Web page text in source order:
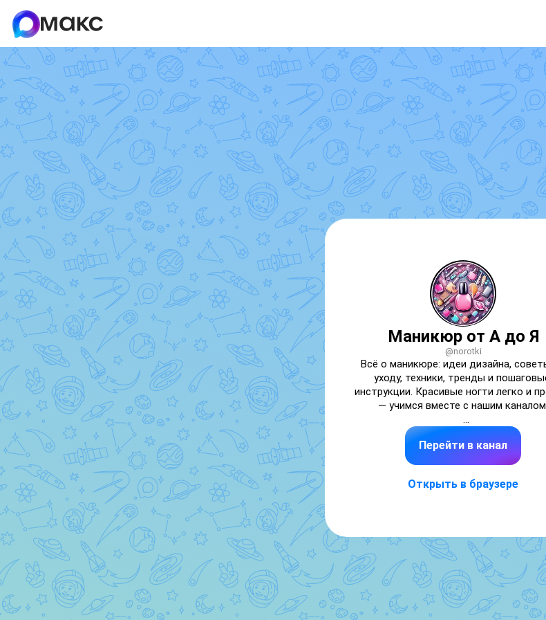
Маникюр от А до Я
@norotki
Всё о маникюре: идеи дизайна,
уходу, техники, тренды и
инструкции. Красивые ногти легко и
— учимся вместе с нашим
Реклама https://iimax.ru/andreymaxxx
Перейти в канал
Открыть в браузере